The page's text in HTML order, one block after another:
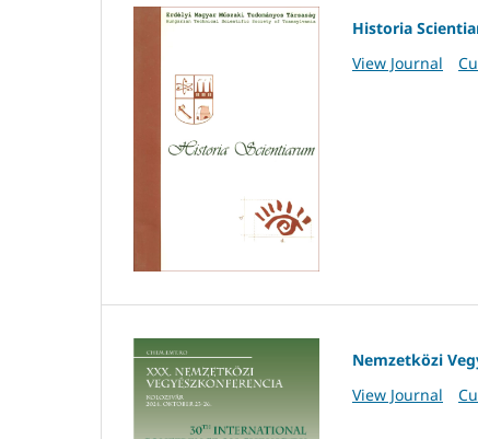
Historia
View Journal
Nemzetközi
View Journal